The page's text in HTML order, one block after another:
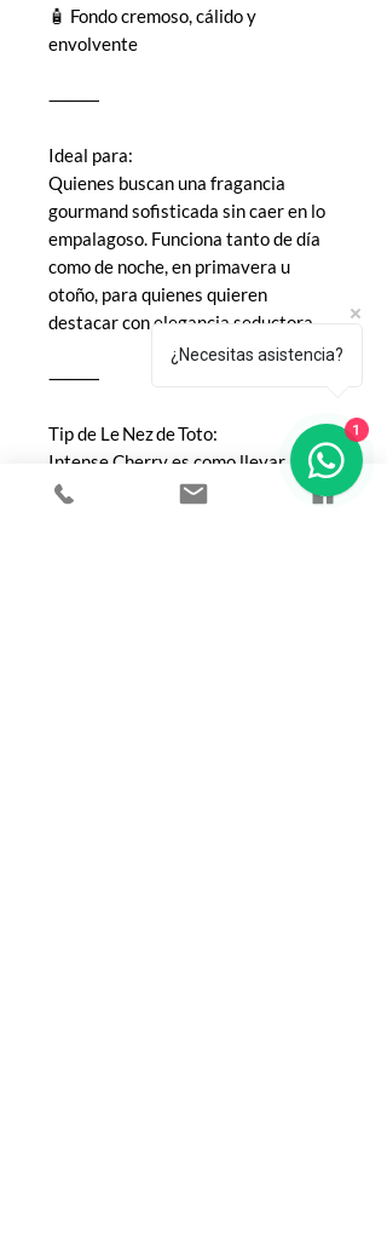
🧴 Fondo cremoso, cálido y
envolvente
⸻
Ideal para:
Quienes buscan una fragancia
gourmand sofisticada sin caer en lo
empalagoso. Funciona tanto de día
como de noche, en primavera u
otoño, para quienes quieren
destacar con elegancia seductora.
⸻
Tip de Le Nez de Toto:
Intense Cherry es como llevar
contigo un postre de lujo a todas
¿Necesitas asistencia?
1